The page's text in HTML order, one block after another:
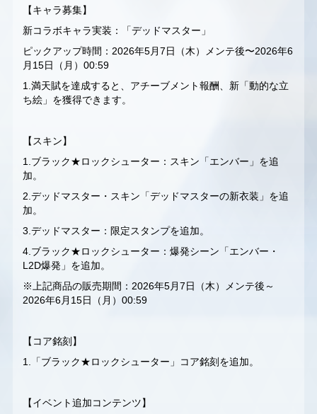
【キャラ募集】
新コラボキャラ実装：「デッドマスター」
ピックアップ時間：2026年5月7日（木）メンテ後〜2026年6
月15日（月）00:59
1.満天賦を達成すると、アチーブメント報酬、新「動的な立
ち絵」を獲得できます。
【スキン】
1.ブラック★ロックシューター：スキン「エンバー」を追
加。
2.デッドマスター・スキン「デッドマスターの新衣装」を追
加。
3.デッドマスター：限定スタンプを追加。
4.ブラック★ロックシューター：爆発シーン「エンバー・
L2D爆発」を追加。
※上記商品の販売期間：2026年5月7日（木）メンテ後～
2026年6月15日（月）00:59
【コア銘刻】
1.「ブラック★ロックシューター」コア銘刻を追加。
【イベント追加コンテンツ】